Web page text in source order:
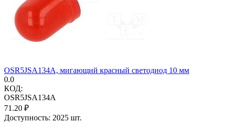
OSR5JSA134A, мигающий красный светодиод 10 мм
0.0
КОД:
OSR5JSA134A
71.20 ₽
Доступность: 2025 шт.